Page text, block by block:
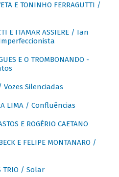
E TONINHO FERRAGUTTI /
E ITAMAR ASSIERE / Ian
E O TROMBONANDO -
Vozes Silenciadas
LIMA / Confluências
E ROGÉRIO CAETANO
E FELIPE MONTANARO /
TRIO / Solar